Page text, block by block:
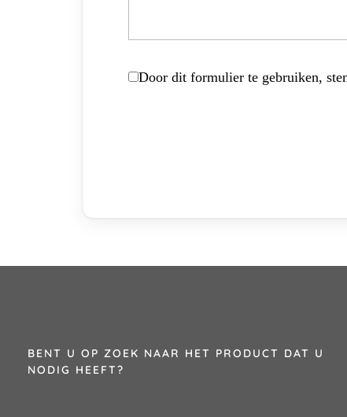
Door dit formulier te gebruiken,
BENT U OP ZOEK NAAR HET PRODUCT DAT U
NODIG HEEFT?